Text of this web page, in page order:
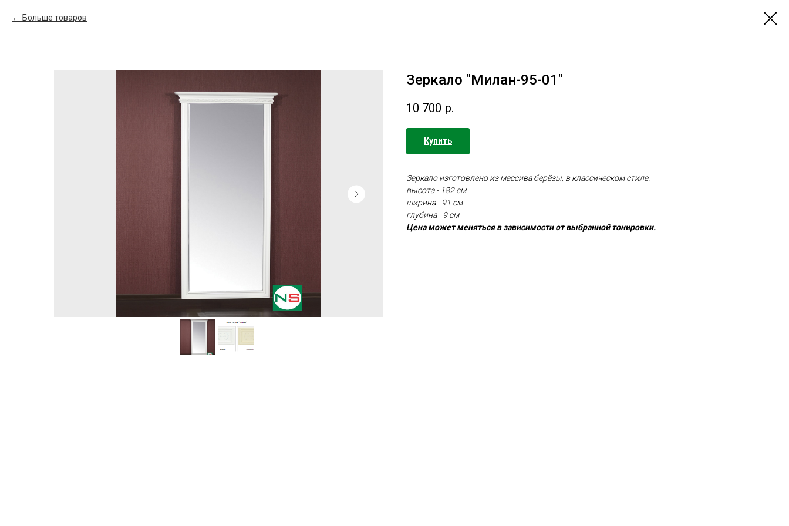
Больше товаров
Зеркало "Милан-95-01"
10 700 р.
Купить
Зеркало изготовлено из массива берёзы, в классическом стиле.
высота - 182 см
ширина - 91 см
глубина - 9 см
Цена может меняться в зависимости от выбранной тонировки.